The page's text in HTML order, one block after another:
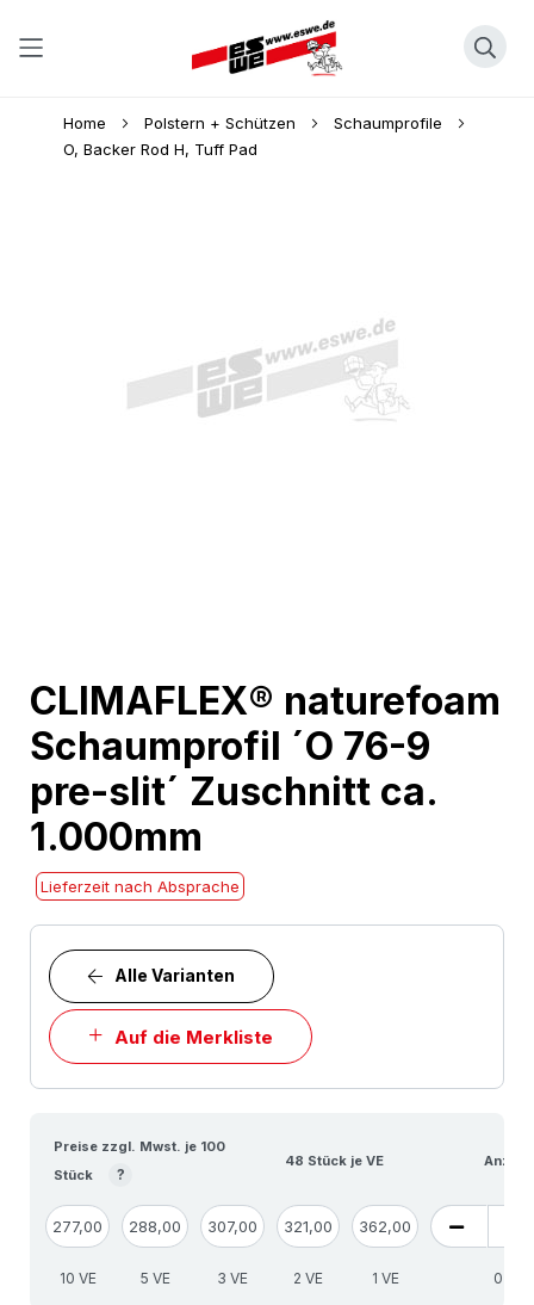
Home Polstern + Schützen
Schaumprofile
O, Backer Rod H, Tuff Pad
to
the
of
the
images
gallery
CLIMAFLEX® naturefoam
Schaumprofil ´O 76-9
pre-slit´ Zuschnitt ca.
1.000mm
Lieferzeit nach Absprache
Auf die Merkliste
Alle Varianten
Preise zzgl. Mwst. je 100
Stück
?
48 Stück je VE Anzahl
277,00 288,00 307,00 321,00 362,00
10 VE 5 VE 3 VE 2 VE 1 VE